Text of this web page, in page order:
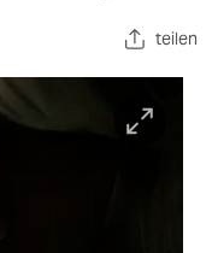
teilen